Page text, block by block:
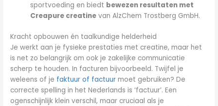
sportvoeding en biedt bewezen resultaten met
Creapure creatine van AlzChem Trostberg GmbH.
Kracht opbouwen én taalkundige helderheid
Je werkt aan je fysieke prestaties met creatine, maar het
is net zo belangrijk om ook je zakelijke communicatie
scherp te houden. In facturen bijvoorbeeld. Twijfel je
weleens of je faktuur of factuur moet gebruiken? De
correcte spelling in het Nederlands is ‘factuur’. Een
ogenschijnlijk klein verschil, maar cruciaal als je